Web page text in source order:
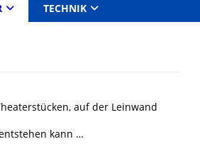
TECHNIK
auf der Leinwand
kann …